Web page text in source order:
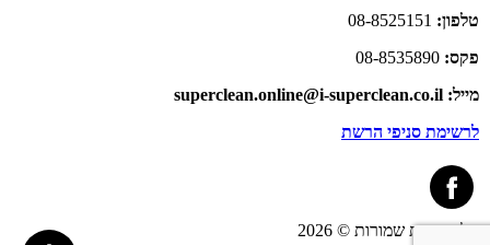
טלפון:
פקס: 08-8535890
מייל: superclean.online@i-superclean.co.il
לרשימת סניפי הרשת
כל הזכויות שמורות © 2026